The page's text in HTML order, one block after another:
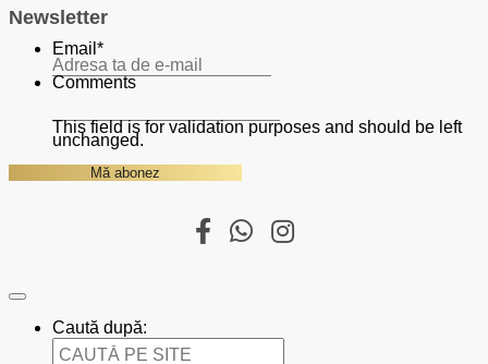
Newsletter
Email *
Comments
This field is for validation purposes and should be left
unchanged.
Caută după: